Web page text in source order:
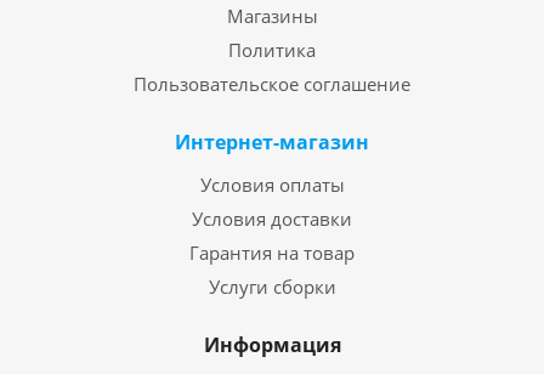
Магазины
Политика
Пользовательское соглашение
Интернет-магазин
Условия оплаты
Условия доставки
Гарантия на товар
Услуги сборки
Информация